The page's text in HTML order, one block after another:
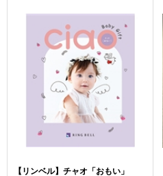
【リンベル】チャオ「おもい」